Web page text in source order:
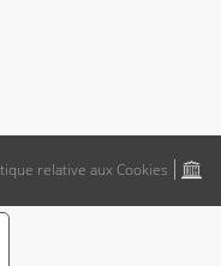
relative aux Cookies